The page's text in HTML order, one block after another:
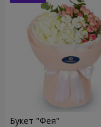
Букет "Фея"